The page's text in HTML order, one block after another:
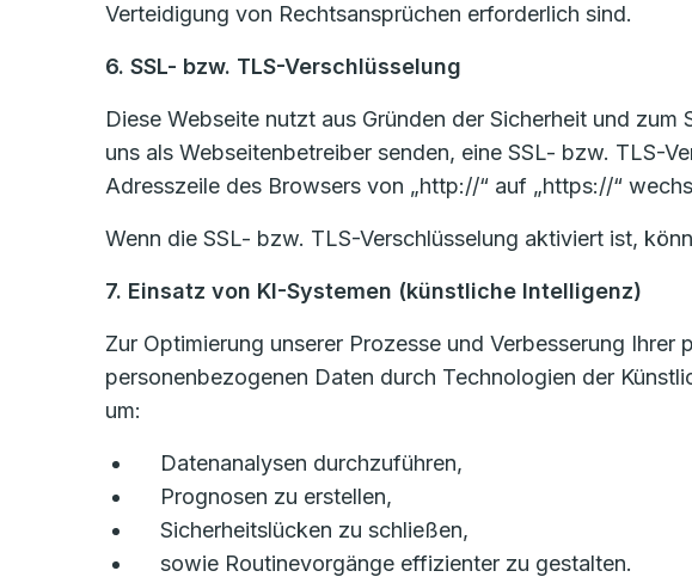
Verteidigung von Rechtsansprüchen erforderlich sind.
6. SSL- bzw. TLS-Verschlüsselung
Diese Webseite nutzt aus Gründen der Sicherheit und
uns als Webseitenbetreiber senden, eine SSL- bzw. TLS-
Adresszeile des Browsers von „http://“ auf „https://“
Wenn die SSL- bzw. TLS-Verschlüsselung aktiviert ist,
7. Einsatz von KI-Systemen (künstliche Intelligenz)
Zur Optimierung unserer Prozesse und Verbesserung
personenbezogenen Daten durch Technologien der
um:
Datenanalysen durchzuführen,
Prognosen zu erstellen,
Sicherheitslücken zu schließen,
sowie Routinevorgänge effizienter zu gestalten.